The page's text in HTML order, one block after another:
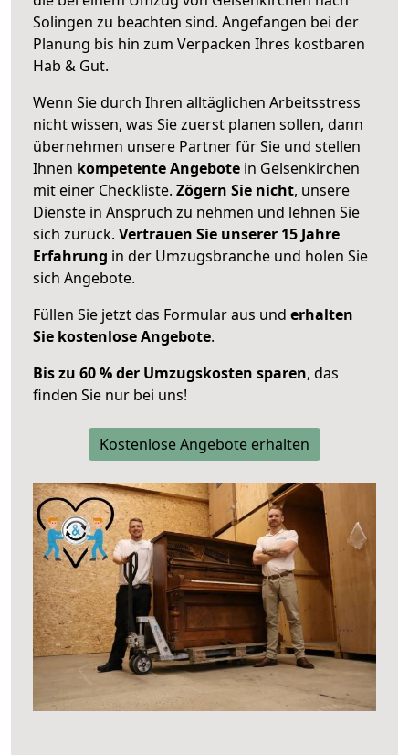
Solingen zu beachten sind. Angefangen bei der
Planung bis hin zum Verpacken Ihres kostbaren
Hab & Gut.
Wenn Sie durch Ihren alltäglichen Arbeitsstress
nicht wissen, was Sie zuerst planen sollen, dann
übernehmen unsere Partner für Sie und stellen
Ihnen kompetente Angebote in Gelsenkirchen
mit einer Checkliste. Zögern Sie nicht, unsere
Dienste in Anspruch zu nehmen und lehnen Sie
sich zurück. Vertrauen Sie unserer 15 Jahre
Erfahrung in der Umzugsbranche und holen Sie
sich Angebote.
Füllen Sie jetzt das Formular aus und erhalten
Sie kostenlose Angebote.
Bis zu 60 % der Umzugskosten sparen, das
finden Sie nur bei uns!
Kostenlose Angebote erhalten